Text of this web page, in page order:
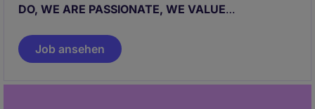
DO, WE ARE PASSIONATE, WE VALUE
Job ansehen